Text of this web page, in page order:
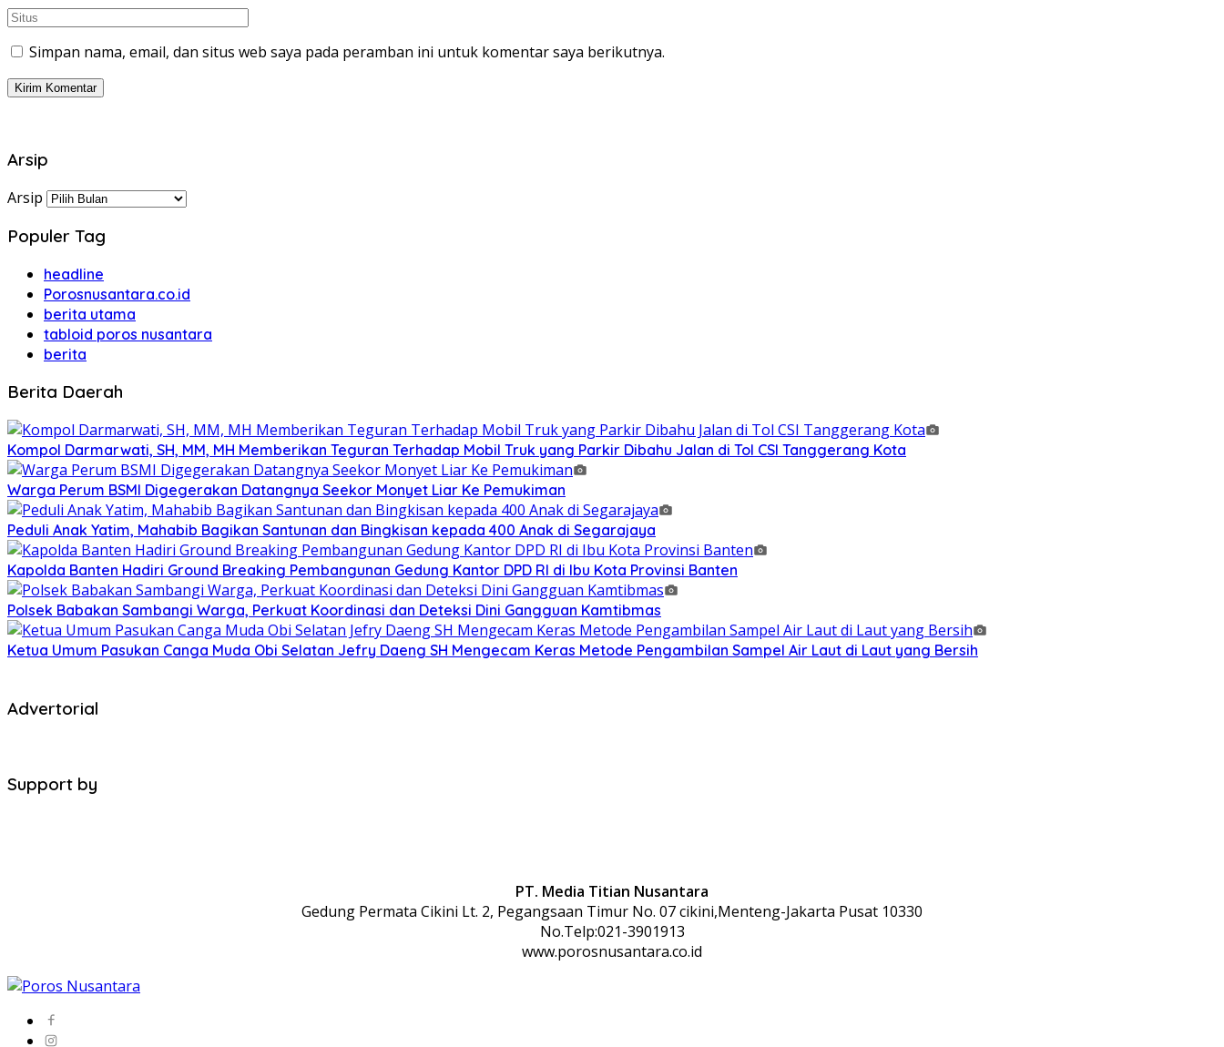
Simpan nama, email, dan situs web saya pada peramban ini untuk komentar saya berikutnya.
Arsip
Arsip
Populer Tag
headline
Porosnusantara.co.id
berita utama
tabloid poros nusantara
berita
Berita Daerah
Kompol Darmarwati, SH, MM, MH Memberikan Teguran Terhadap Mobil Truk yang Parkir Dibahu Jalan di Tol CSI Tanggerang Kota
Warga Perum BSMI Digegerakan Datangnya Seekor Monyet Liar Ke Pemukiman
Peduli Anak Yatim, Mahabib Bagikan Santunan dan Bingkisan kepada 400 Anak di Segarajaya
Kapolda Banten Hadiri Ground Breaking Pembangunan Gedung Kantor DPD RI di Ibu Kota Provinsi Banten
Polsek Babakan Sambangi Warga, Perkuat Koordinasi dan Deteksi Dini Gangguan Kamtibmas
Ketua Umum Pasukan Canga Muda Obi Selatan Jefry Daeng SH Mengecam Keras Metode Pengambilan Sampel Air Laut di Laut yang Bersih
Advertorial
Support by
PT. Media Titian Nusantara
Gedung Permata Cikini Lt. 2, Pegangsaan Timur No. 07 cikini,Menteng-Jakarta Pusat 10330
No.Telp:021-3901913
www.porosnusantara.co.id